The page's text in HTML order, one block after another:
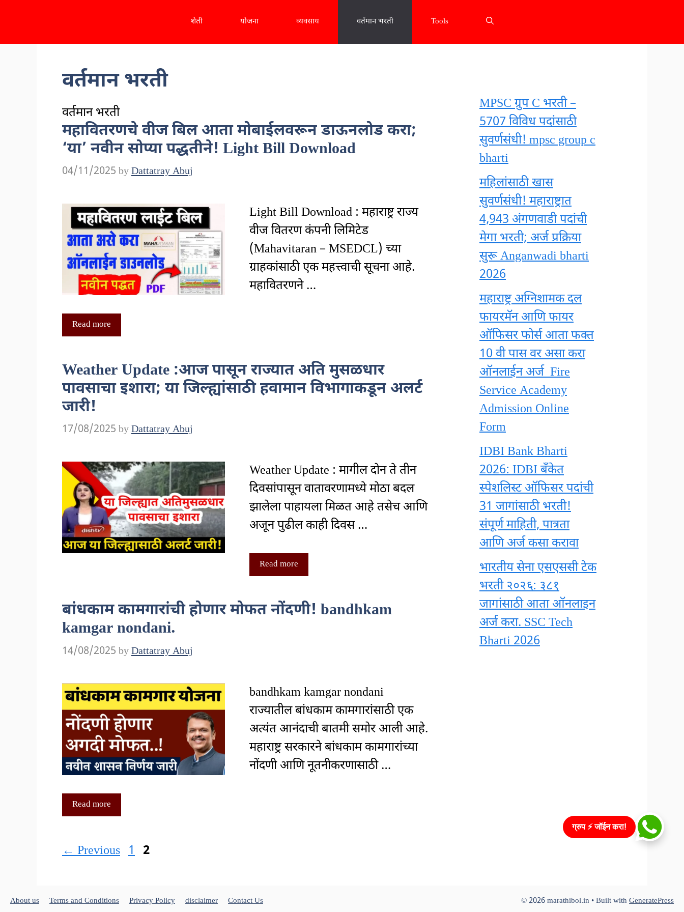
content
शेती योजना व्यवसाय वर्तमान भरती Tools
वर्तमान भरती
वर्तमान भरती
महावितरणचे वीज बिल आता मोबाईलवरून डाऊनलोड करा;
‘या’ नवीन सोप्या पद्धतीने! Light Bill Download
04/11/2025 byDattatray Abuj
Light Bill Download : महाराष्ट्र राज्य
वीज वितरण कंपनी लिमिटेड
(Mahavitaran – MSEDCL) च्या
ग्राहकांसाठी एक महत्त्वाची सूचना आहे.
महावितरणने …
Read more
Weather Update :आज पासून राज्यात अति मुसळधार
पावसाचा इशारा; या जिल्ह्यांसाठी हवामान विभागाकडून अलर्ट
जारी!
17/08/2025 byDattatray Abuj
Weather Update : मागील दोन ते तीन
दिवसांपासून वातावरणामध्ये मोठा बदल
झालेला पाहायला मिळत आहे तसेच आणि
अजून पुढील काही दिवस …
Read more
बांधकाम कामगारांची होणार मोफत नोंदणी! bandhkam
kamgar nondani.
14/08/2025 byDattatray Abuj
bandhkam kamgar nondani
राज्यातील बांधकाम कामगारांसाठी एक
अत्यंत आनंदाची बातमी समोर आली आहे.
महाराष्ट्र सरकारने बांधकाम कामगारांच्या
नोंदणी आणि नूतनीकरणासाठी …
Read more
←Previous Page
1 Page
2
MPSC ग्रुप C भरती –
5707 विविध पदांसाठी
सुवर्णसंधी! mpsc group c
bharti
महिलांसाठी खास
सुवर्णसंधी! महाराष्ट्रात
4,943 अंगणवाडी पदांची
मेगा भरती; अर्ज प्रक्रिया
सुरू Anganwadi bharti
2026
महाराष्ट्र अग्निशामक दल
फायरमॅन आणि फायर
ऑफिसर फोर्स आता फक्त
10 वी पास वर असा करा
ऑनलाईन अर्ज Fire
Service Academy
Admission Online
Form
IDBI Bank Bharti
2026: IDBI बँकेत
स्पेशलिस्ट ऑफिसर पदांची
31 जागांसाठी भरती!
संपूर्ण माहिती, पात्रता
आणि अर्ज कसा करावा
भारतीय सेना एसएससी टेक
भरती २०२६: ३८१
जागांसाठी आता ऑनलाइन
अर्ज करा. SSC Tech
Bharti 2026
About us Terms and Conditions Privacy Policy disclaimer Contact Us © 2026 marathibol.in • Built with GeneratePress
ग्रुप ⚡ जॉईन करा!